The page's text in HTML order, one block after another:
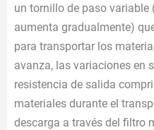
un tornillo de paso variable
aumenta gradualmente)
para transportar los
avanza, las variaciones en
resistencia de salida
materiales durante el
descarga a través del filtro